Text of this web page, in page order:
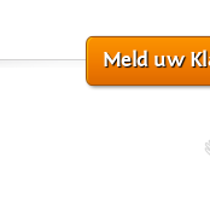
Meld uw